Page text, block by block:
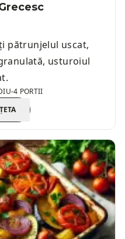
pătrunjelul uscat,
usturoiul
-4 PORTII